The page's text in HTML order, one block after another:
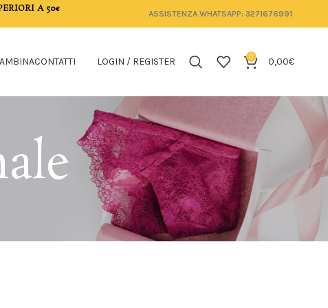
A 50€ ASSISTENZA WHATSAPP: 3271676991
CONTATTI LOGIN / REGISTER 0 0,00€